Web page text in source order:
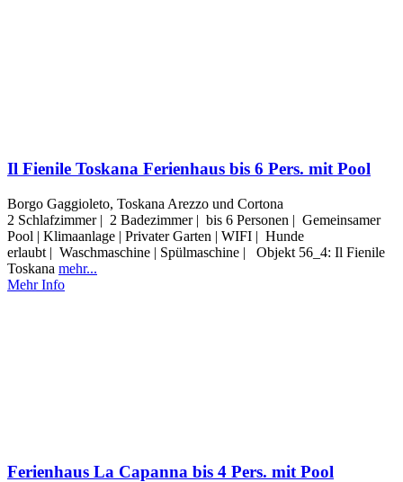
Il Fienile Toskana Ferienhaus bis 6 Pers. mit Pool
Borgo Gaggioleto, Toskana Arezzo und Cortona
2 Schlafzimmer | 2 Badezimmer | bis 6 Personen | Gemeinsamer
Pool | Klimaanlage | Privater Garten | WIFI | Hunde
erlaubt | Waschmaschine | Spülmaschine | Objekt 56_4: Il Fienile
Toskana mehr...
Mehr Info
Ferienhaus La Capanna bis 4 Pers. mit Pool